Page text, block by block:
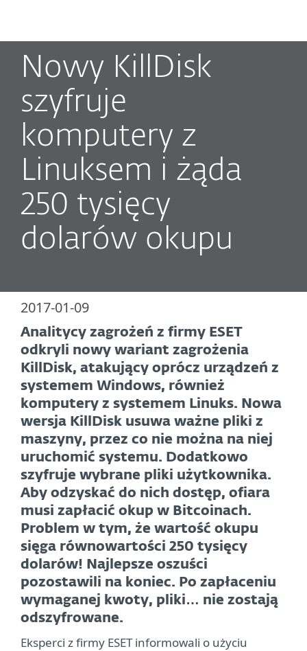
Nowy KillDisk
szyfruje
komputery z
Linuksem i żąda
250 tysięcy
dolarów okupu
2017-01-09
Analitycy zagrożeń z firmy ESET
odkryli nowy wariant zagrożenia
KillDisk, atakujący oprócz urządzeń z
systemem Windows, również
komputery z systemem Linuks. Nowa
wersja KillDisk usuwa ważne pliki z
maszyny, przez co nie można na niej
uruchomić systemu. Dodatkowo
szyfruje wybrane pliki użytkownika.
Aby odzyskać do nich dostęp, ofiara
musi zapłacić okup w Bitcoinach.
Problem w tym, że wartość okupu
sięga równowartości 250 tysięcy
dolarów! Najlepsze oszuści
pozostawili na koniec. Po zapłaceniu
wymaganej kwoty, pliki… nie zostają
odszyfrowane.
Eksperci z firmy ESET informowali o użyciu